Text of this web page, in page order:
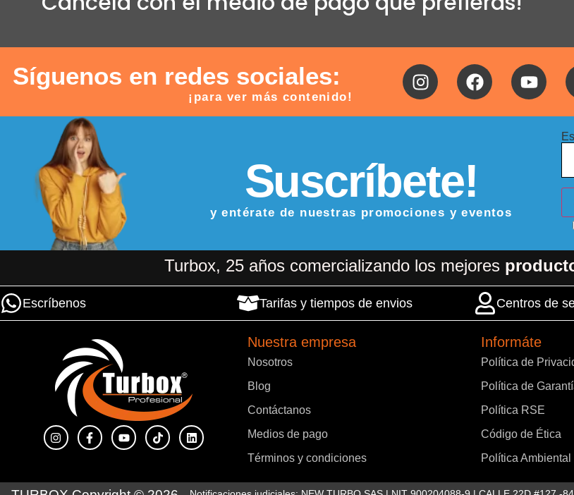
Síguenos en redes sociales:
¡para ver más contenido!
Suscríbete!
y entérate de nuestras promociones y eventos
Turbox, 25 años comercializando los mejores
Escríbenos Tarifas y tiempos de envios Centros de
Nuestra empresa
Nosotros
Blog
Contáctanos
Medios de pago
Términos y condiciones
Informáte
Política de
Política de
Política RSE
Código de Ética
Política Ambiental